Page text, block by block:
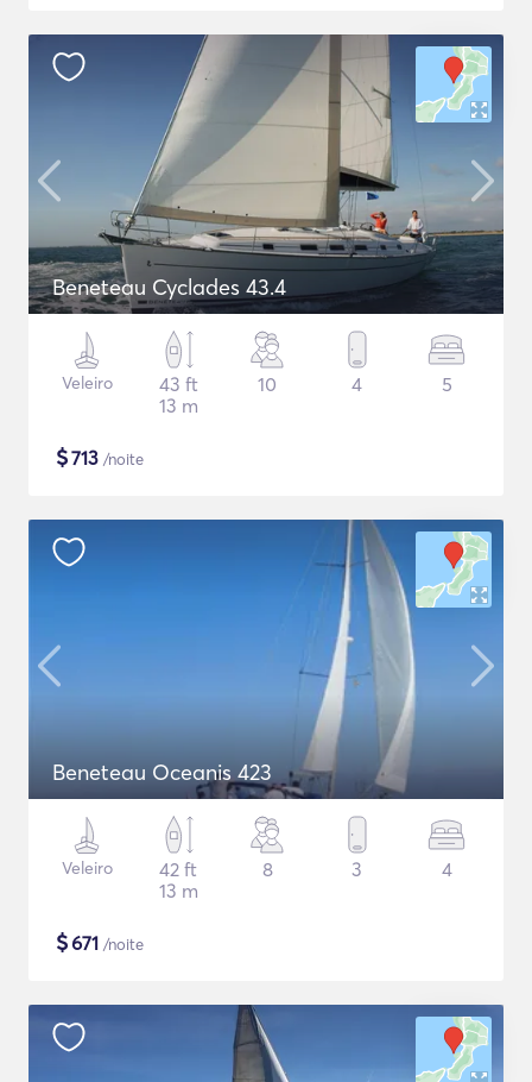
Beneteau Cyclades 43.4
Veleiro
43 ft
13 m
10 4 5
$713 /noite
Beneteau Oceanis 423
Veleiro
42 ft
13 m
8 3 4
$671 /noite